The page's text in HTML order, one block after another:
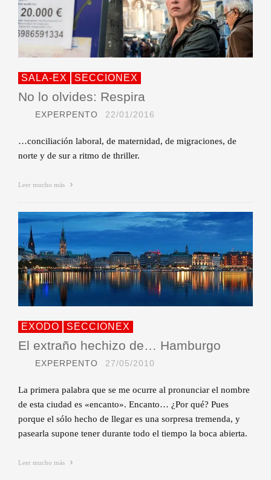
SALA-EX SECCIONEX
No lo olvides: Respira
EXPERPENTO 22/01/2016
…conciliación laboral, de maternidad, de migraciones, de
norte y de sur a ritmo de thriller.
Leer mucho más
EXODO SECCIONEX
El extraño hechizo de… Hamburgo
EXPERPENTO 27/05/2010
La primera palabra que se me ocurre al pronunciar el nombre
de esta ciudad es «encanto». Encanto… ¿Por qué? Pues
porque el sólo hecho de llegar es una sorpresa tremenda, y
pasearla supone tener durante todo el tiempo la boca abierta.
Leer mucho más